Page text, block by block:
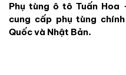
Phụ tùng ô tô Tuấn Hoa
cung cấp phụ tùng
Quốc và Nhật Bản.